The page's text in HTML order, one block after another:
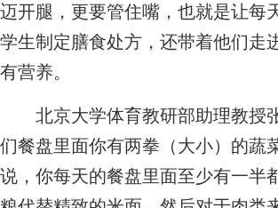
迈开腿，更要管住嘴，也就是让每
学生制定膳食处方，还带着他们走
有营养。
北京大学体育教研部助理教授张
们餐盘里面你有两拳（大小）的蔬
说，你每天的餐盘里面至少有一半